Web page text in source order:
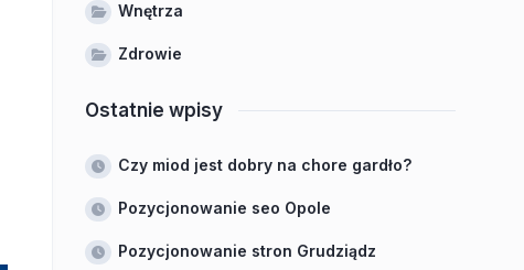
Wnętrza
Zdrowie
Ostatnie wpisy
Czy miod jest dobry na chore gardło?
Pozycjonowanie seo Opole
Pozycjonowanie stron Grudziądz